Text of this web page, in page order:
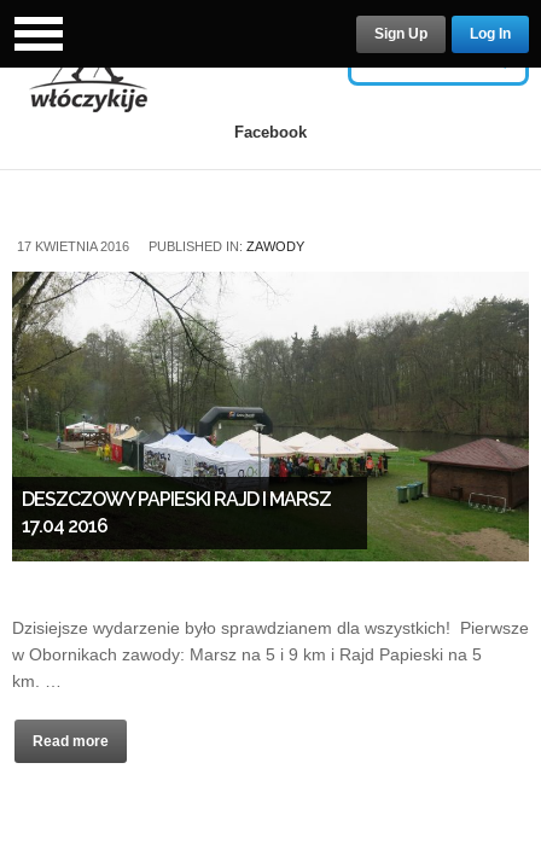
Facebook
Log In
Sign Up
17 KWIETNIA 2016 PUBLISHED IN: ZAWODY
DESZCZOWY PAPIESKI RAJD I MARSZ
17.04 2016
Dzisiejsze wydarzenie było sprawdzianem dla wszystkich! Pierwsze
w Obornikach zawody: Marsz na 5 i 9 km i Rajd Papieski na 5
km. …
Read more
Remember Me
Lost your password? /Register